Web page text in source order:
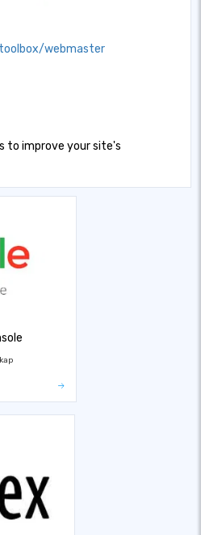
webmaster
to improve your site's